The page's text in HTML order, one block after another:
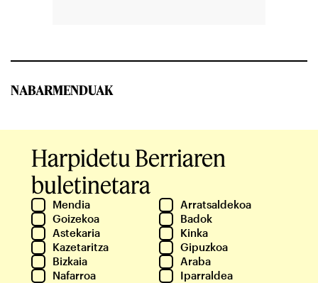
NABARMENDUAK
Harpidetu Berriaren
buletinetara
Mendia
Arratsaldekoa
Goizekoa
Badok
Astekaria
Kinka
Kazetaritza
Gipuzkoa
Bizkaia
Araba
Nafarroa
Iparraldea